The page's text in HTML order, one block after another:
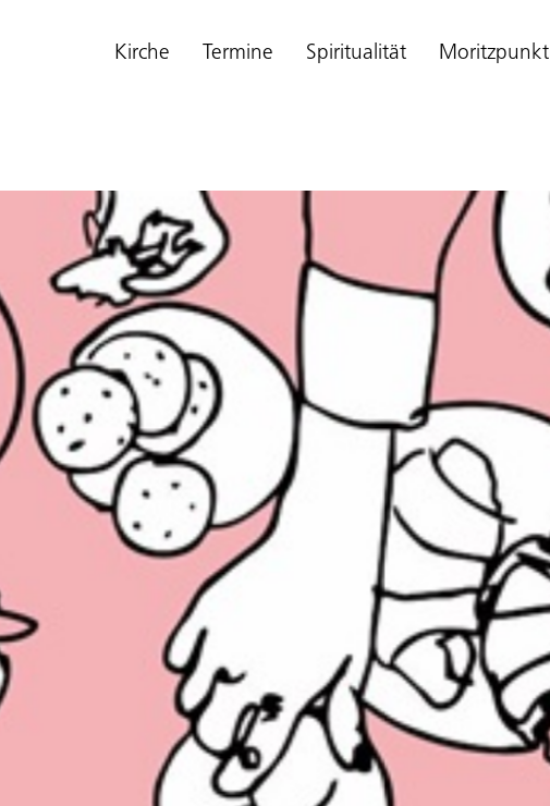
Kirche Termine Spiritualität Moritzpunkt